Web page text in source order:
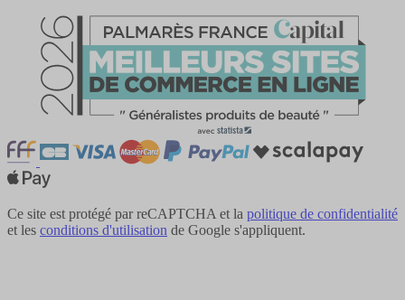
Ce site est protégé par reCAPTCHA et la politique de confidentialité
et les conditions d'utilisation de Google s'appliquent.